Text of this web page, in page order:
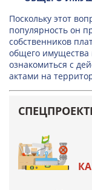
Поскольку этот
популярность он
собственников
общего имущества
ознакомиться с
актами на